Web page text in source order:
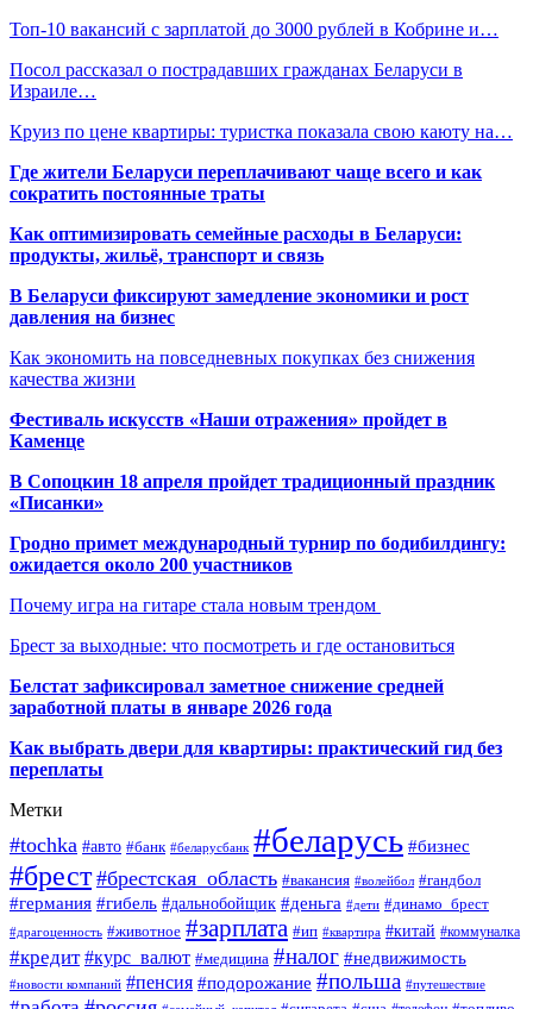
Топ-10 вакансий с зарплатой до 3000 рублей в Кобрине и…
Посол рассказал о пострадавших гражданах Беларуси в
Израиле…
Круиз по цене квартиры: туристка показала свою каюту на…
Где жители Беларуси переплачивают чаще всего и как
сократить постоянные траты
Как оптимизировать семейные расходы в Беларуси:
продукты, жильё, транспорт и связь
В Беларуси фиксируют замедление экономики и рост
давления на бизнес
Как экономить на повседневных покупках без снижения
качества жизни
Фестиваль искусств «Наши отражения» пройдет в
Каменце
В Сопоцкин 18 апреля пройдет традиционный праздник
«Писанки»
Гродно примет международный турнир по бодибилдингу:
ожидается около 200 участников
Почему игра на гитаре стала новым трендом
Брест за выходные: что посмотреть и где остановиться
Белстат зафиксировал заметное снижение средней
заработной платы в январе 2026 года
Как выбрать двери для квартиры: практический гид без
переплаты
Метки
#tochka #авто #банк #беларусбанк #беларусь #бизнес
#брест #брестская_область #вакансия #волейбол #гандбол
#германия #гибель #дальнобойщик #деньга #дети #динамо_брест
#драгоценность #животное #зарплата #ип #квартира #китай #коммуналка
#кредит #курс_валют #медицина #налог #недвижимость
#новости компаний #пенсия #подорожание #польша #путешествие